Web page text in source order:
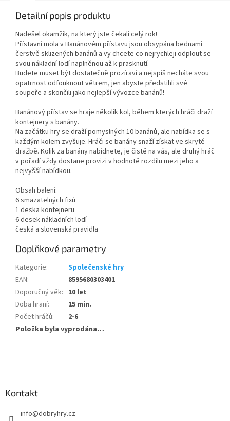
Detailní popis produktu
Nadešel okamžik, na který jste čekali celý rok!
Přístavní mola v Banánovém přístavu jsou obsypána bednami
čerstvě sklizených banánů a vy chcete co nejrychleji odplout se
svou nákladní lodí naplněnou až k prasknutí.
Budete muset být dostatečně prozíraví a nejspíš necháte svou
opatrnost odfouknout větrem, jen abyste předstihli své
soupeře a skončili jako nejlepší vývozce banánů!
Banánový přístav se hraje několik kol, během kterých hráči draží
kontejnery s banány.
Na začátku hry se draží pomyslných 10 banánů, ale nabídka se s
každým kolem zvyšuje. Hráči se banány snaží získat ve skryté
dražbě. Kolik za banány nabídnete, je čistě na vás, ale druhý hráč
v pořadí vždy dostane provizi v hodnotě rozdílu mezi jeho a
nejvyšší nabídkou.
Obsah balení:
6 smazatelných fixů
1 deska kontejneru
6 desek nákladních lodí
česká a slovenská pravidla
Doplňkové parametry
Kategorie:
Společenské hry
EAN:
8595680303401
Doporučný věk: 10 let
Doba hraní:
15 min.
Počet hráčů:
2-6
Položka byla vyprodána…
Kontakt
info@dobryhry.cz